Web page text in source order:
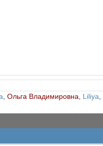
Ольга Владимировна Liliya